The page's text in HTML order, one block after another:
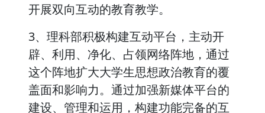
开展双向互动的教育教学。
3、理科部积极构建互动平台，主动开
辟、利用、净化、占领网络阵地，通过
这个阵地扩大大学生思想政治教育的覆
盖面和影响力。通过加强新媒体平台的
建设、管理和运用，构建功能完备的互